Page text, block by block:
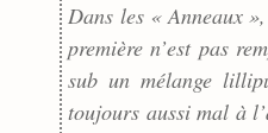
Dans les « Anneaux
première n’est pas
sub un mélange
toujours aussi mal à